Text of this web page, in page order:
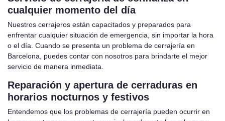
cualquier momento del día
Nuestros cerrajeros están capacitados y preparados para
enfrentar cualquier situación de emergencia, sin importar la hora
o el día. Cuando se presenta un problema de cerrajería en
Barcelona, puedes contar con nosotros para brindarte el mejor
servicio de manera inmediata.
Reparación y apertura de cerraduras en
horarios nocturnos y festivos
Entendemos que los problemas de cerrajería pueden ocurrir en